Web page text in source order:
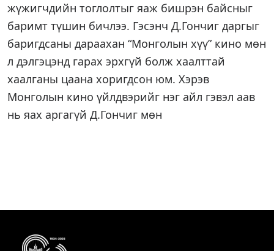
жүжигчдийн тоглолтыг яаж бишрэн байсныг
баримт түшин бичлээ. Гэсэнч Д.Гончиг даргыг
баригдсаны дараахан “Монголын хүү” кино мөн
л дэлгэцэнд гарах эрхгүй болж хаалттай
хаалганы цаана хоригдсон юм. Хэрэв
Монголын кино үйлдвэрийг нэг айл гэвэл аав
нь яах аргагүй Д.Гончиг мөн